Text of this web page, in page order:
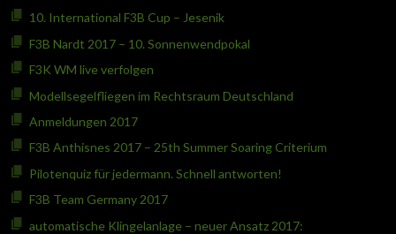
10. International F3B Cup – Jesenik
F3B Nardt 2017 – 10. Sonnenwendpokal
F3K WM live verfolgen
Modellsegelfliegen im Rechtsraum Deutschland
Anmeldungen 2017
F3B Anthisnes 2017 – 25th Summer Soaring Criterium
Pilotenquiz für jedermann. Schnell antworten!
F3B Team Germany 2017
automatische Klingelanlage – neuer Ansatz 2017: